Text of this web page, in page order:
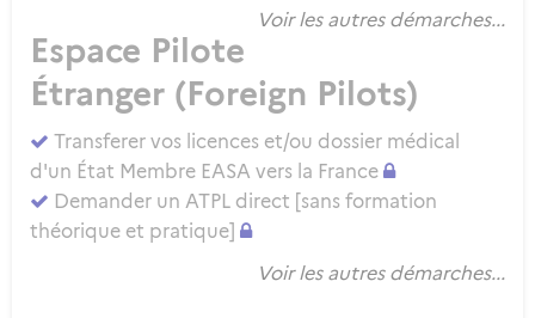
Voir les autres démarches...
Espace Pilote
Étranger (Foreign Pilots)
Transferer vos licences et/ou dossier médical
d'un État Membre EASA vers la France
Demander un ATPL direct [sans formation
théorique et pratique]
Voir les autres démarches...